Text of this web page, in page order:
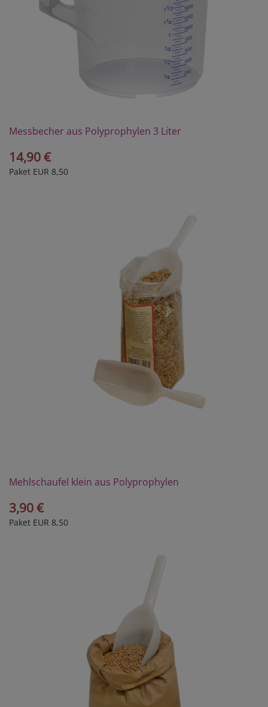
Messbecher aus Polyprophylen 3 Liter
14,90 €
Paket EUR 8,50
Mehlschaufel klein aus Polyprophylen
3,90 €
Paket EUR 8,50